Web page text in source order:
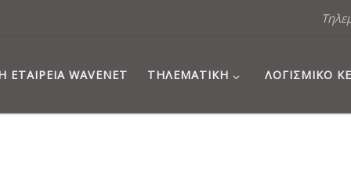
ΕΤΑΙΡΕΊΑ WAVENET ΤΗΛΕΜΑΤΙΚΉ ΛΟΓΙΣΜΙΚΌ